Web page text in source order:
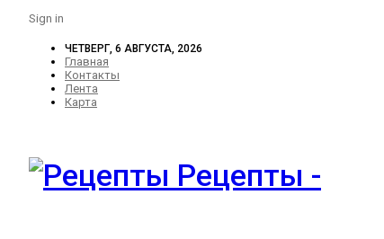
Sign in
ЧЕТВЕРГ, 6 АВГУСТА, 2026
Главная
Контакты
Лента
Карта
Рецепты -